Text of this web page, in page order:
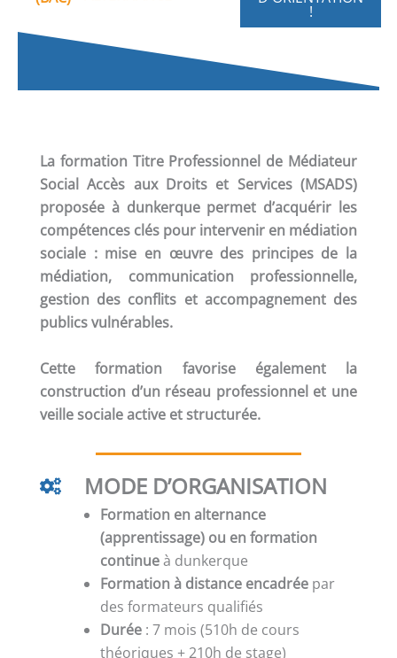
!
La formation Titre Professionnel de Médiateur
Social Accès aux Droits et Services (MSADS)
proposée à dunkerque permet d’acquérir les
compétences clés pour intervenir en médiation
sociale : mise en œuvre des principes de la
médiation, communication professionnelle,
gestion des conflits et accompagnement des
publics vulnérables.
Cette formation favorise également la
construction d’un réseau professionnel et une
veille sociale active et structurée.
MODE D’ORGANISATION
Formation en alternance
(apprentissage) ou en formation
continueà dunkerque
Formation à distance encadrée par
des formateurs qualifiés
Durée : 7 mois (510h de cours
théoriques + 210h de stage)